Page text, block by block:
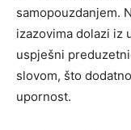
samopouzdanjem.
izazovima dolazi iz
uspješni
slovom, što
upornost.